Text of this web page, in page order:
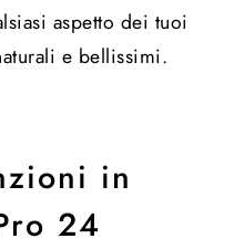
aspetto dei tuoi
e bellissimi.
in
24